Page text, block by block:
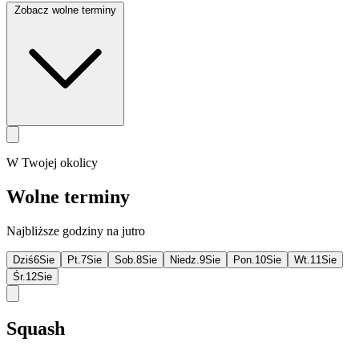
W Twojej okolicy
Wolne terminy
Najbliższe godziny na jutro
Dziś6Sie Pt. 7Sie Sob. 8Sie Niedz. 9Sie Pon. 10Sie Wt. 11Sie
Śr. 12Sie
Squash